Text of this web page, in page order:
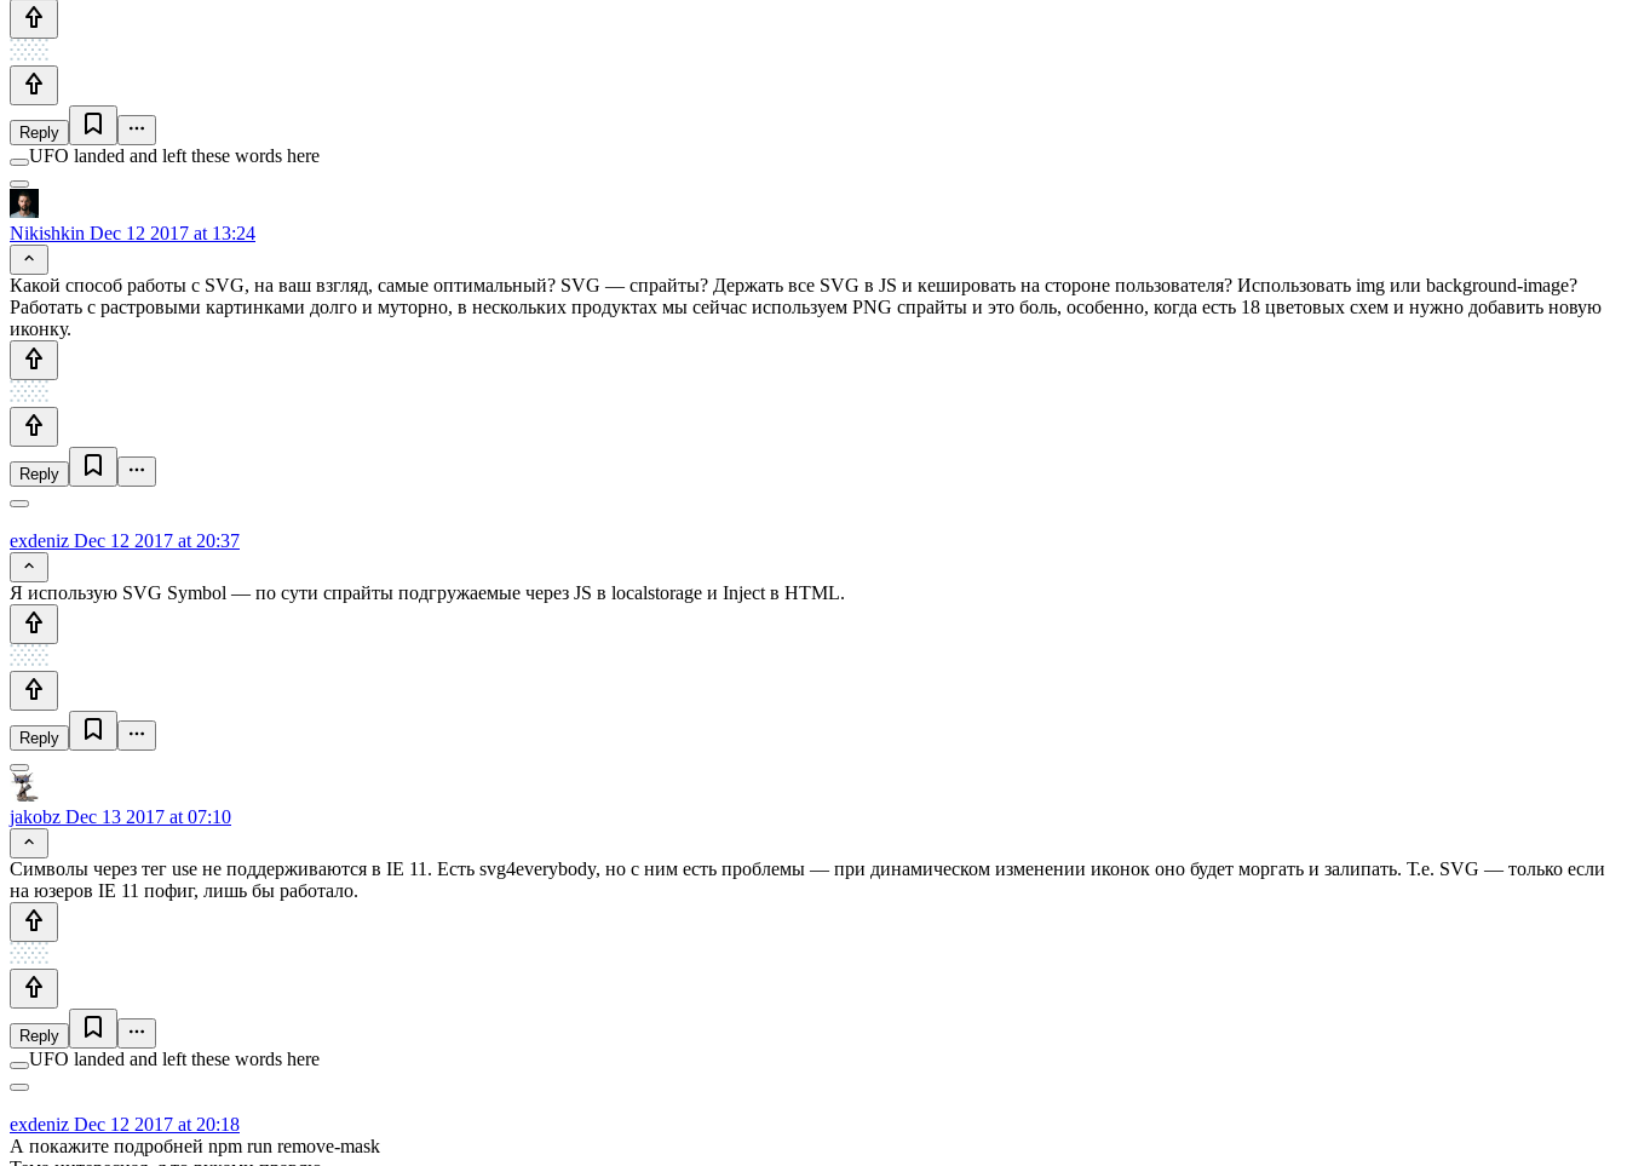
Reply
UFO landed and left these words here
Nikishkin Dec 12 2017 at 13:24
Какой способ работы с SVG, на ваш взгляд, самые оптимальный? SVG — спрайты? Держать все SVG в JS и кешировать на стороне пользователя? Использовать img или background-image?
Работать с растровыми картинками долго и муторно, в нескольких продуктах мы сейчас используем PNG спрайты и это боль, особенно, когда есть 18 цветовых схем и нужно добавить новую
иконку.
Reply
exdeniz Dec 12 2017 at 20:37
Я использую SVG Symbol — по сути спрайты подгружаемые через JS в localstorage и Inject в HTML.
Reply
jakobz Dec 13 2017 at 07:10
Символы через тег use не поддерживаются в IE 11. Есть svg4everybody, но с ним есть проблемы — при динамическом изменении иконок оно будет моргать и залипать. Т.е. SVG — только если
на юзеров IE 11 пофиг, лишь бы работало.
Reply
UFO landed and left these words here
exdeniz Dec 12 2017 at 20:18
А покажите подробней npm run remove-mask